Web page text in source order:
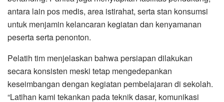
antara lain pos medis, area istirahat, serta stan konsumsi
untuk menjamin kelancaran kegiatan dan kenyamanan
peserta serta penonton.
Pelatih tim menjelaskan bahwa persiapan dilakukan
secara konsisten meski tetap mengedepankan
keseimbangan dengan kegiatan pembelajaran di sekolah.
“Latihan kami tekankan pada teknik dasar, komunikasi